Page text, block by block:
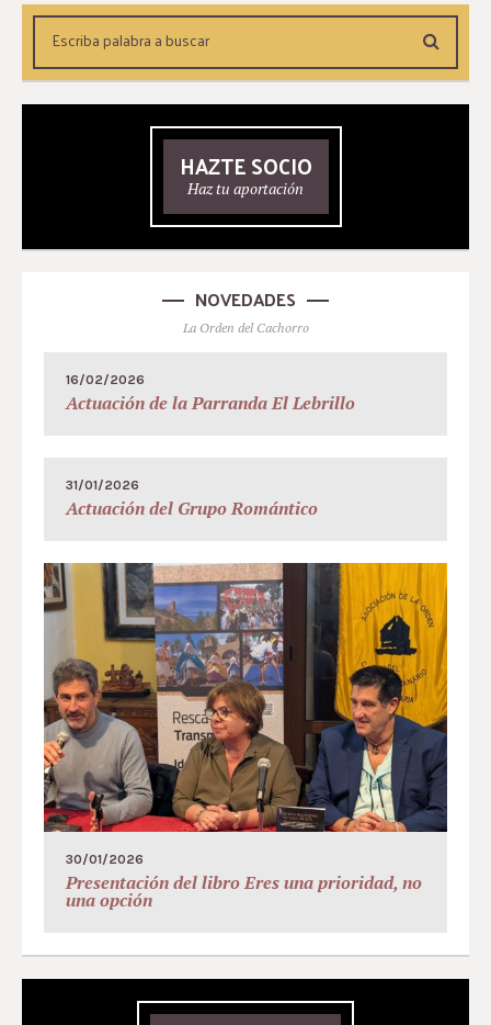
HAZTE SOCIO
Haz tu aportación
NOVEDADES
La Orden del Cachorro
16/02/2026
Actuación de la Parranda El Lebrillo
31/01/2026
Actuación del Grupo Romántico
30/01/2026
Presentación del libro Eres una prioridad, no
una opción